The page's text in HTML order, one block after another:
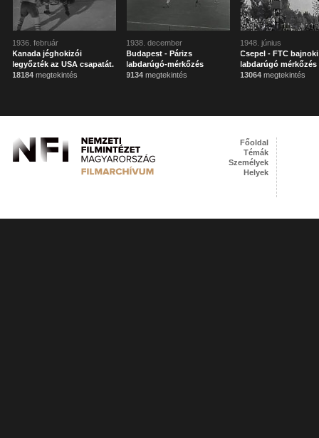
1936. február
Kanada jéghokizói
legyőzték az USA csapatát.
18184 megtekintés
1938. december
Budapest - Párizs
labdarúgó-mérkőzés
9134 megtekintés
1948. június
Csepel - FTC bajnoki
labdarúgó mérkőzés
13064 megtekintés
Főoldal
Témák
Személyek
Helyek